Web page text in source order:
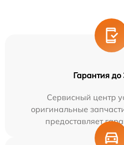
Гарантия до
Сервисный центр
оригинальные
предоставляет